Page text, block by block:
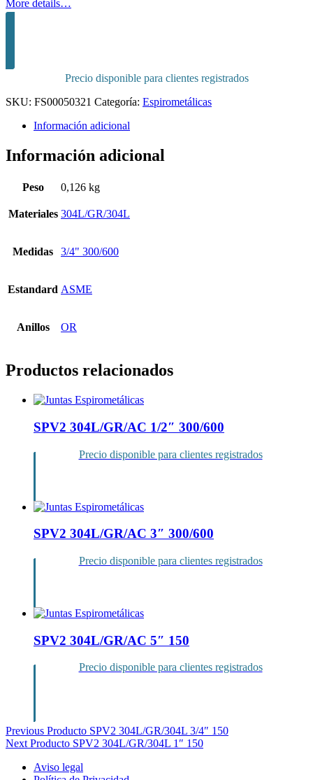
More details…
Precio disponible para clientes registrados
SKU: FS00050321 Categoría: Espirometálicas
Información adicional
Información adicional
Peso 0,126 kg
Materiales 304L/GR/304L
Medidas 3/4" 300/600
Estandard ASME
Anillos OR
Productos relacionados
SPV2 304L/GR/AC 1/2″ 300/600
Precio disponible para clientes registrados
SPV2 304L/GR/AC 3″ 300/600
Precio disponible para clientes registrados
SPV2 304L/GR/AC 5″ 150
Precio disponible para clientes registrados
Navegación
de
entradas
Previous Producto SPV2 304L/GR/304L 3/4″ 150
Next Producto SPV2 304L/GR/304L 1″ 150
Aviso legal